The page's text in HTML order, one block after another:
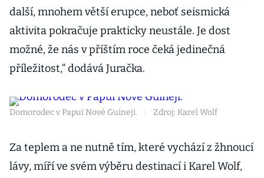
další, mnohem větší erupce, neboť seismická
aktivita pokračuje prakticky neustále. Je dost
možné, že nás v příštím roce čeká jedinečná
příležitost,“ dodává Juračka.
Domorodec v Papui Nové Guineji. Zdroj: Karel Wolf
Za teplem a ne nutně tím, které vychází z žhnoucí
lávy, míří ve svém výběru destinací i Karel Wolf,